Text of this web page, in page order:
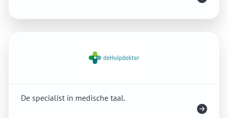
De specialist in medische taal.